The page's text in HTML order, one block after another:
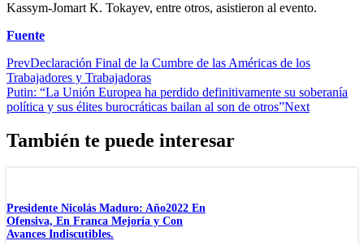
Kassym-Jomart K. Tokayev, entre otros, asistieron al evento.
Fuente
PrevDeclaración Final de la Cumbre de las Américas de los
Trabajadores y Trabajadoras
Putin: “La Unión Europea ha perdido definitivamente su soberanía
política y sus élites burocráticas bailan al son de otros”Next
También te puede interesar
Presidente Nicolás Maduro: Año2022 En
Ofensiva, En Franca Mejoría y Con
Avances Indiscutibles.